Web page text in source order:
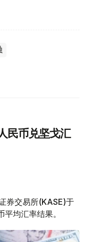
民币兑坚戈汇
券交易所(KASE)于
均汇率结果。